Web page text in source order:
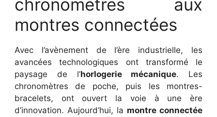
chronomètres aux
montres connectées
Avec l’avènement de l’ère industrielle, les
avancées technologiques ont transformé le
paysage de l’horlogerie mécanique. Les
chronomètres de poche, puis les montres-
bracelets, ont ouvert la voie à une ère
d’innovation. Aujourd’hui, la montre connectée